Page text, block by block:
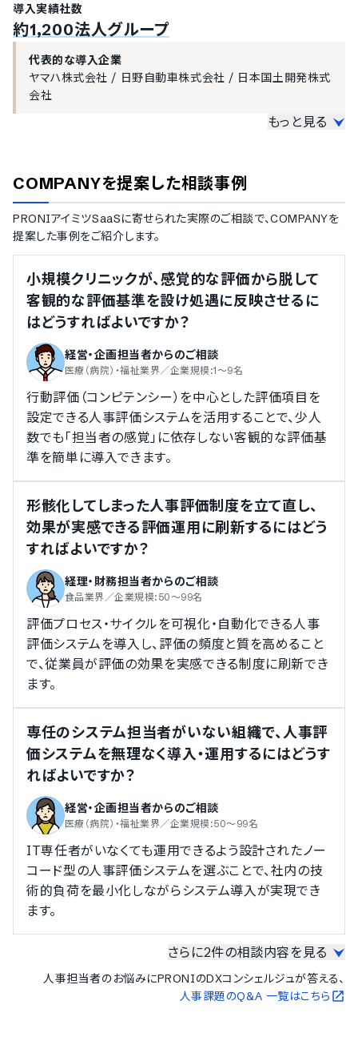
データ分析機能
社員属性毎のグラフ生成機能
顔写真付きリストの表示
社員情報の絞り込み検索機能
マトリクス分析機能
労務負荷分析機能
ダッシュボード機能
テキストマイニング対応
採用プロセスの管理機能
募集要項の管理機能
採用パイプラインの管理機能
適性検査の実施機能
適性検査の実施機能
eラーニング・研修の受講機能
eラーニング・研修の受講機能
導入実績社数
約1,200法人グループ
代表的な導入企業
ヤマハ株式会社 / 日野自動車株式会社 / 日本国土開発株式
会社
1000名以上
コニカミノルタジャパン株式会社/ヤマハ株式会社/森ビル
株式会社/ミサワホーム株式会社/株式会社鹿児島銀行/
日野自動車株式会社 / エーザイ株式会社
コ株式会社 /山崎製パン株式会社/サントリーホールディン
グス株式会社/株式会社公文教育研究会/三洋化成工業株
式会社/国立大学法人大阪大学
ンスベッド株式会社 /
東京ガスエンジニアリングソリューショ
ンズ株式会社/エンケイ株式会社/文化シヤッター株式会社
/株式会社ニトリホールディングス/株式会社中電工
株式会社
/ 株式会社興和工業所/株式会社ニチイホールディングス/
ヒューマンホールディングス株式会社/株式会社西友/国立
大学法人弘前大学/株式会社ニフコ/アステナホールディン
グス株式会社
300〜499名
キッコーマン株式会社
中小企業の導入実績
従業員数20名〜300名未満の企業を中小企業としてご紹介してい
ます。
100〜299名
キリンビジネスエキスパート株式会社
導入実績（企業規模不明）
従業員数の確認が取れなかった企業をご紹介しています。
千葉県済生会習志野病院
もっと見る
COMPANYを提案した相談事例
PRONIアイミツSaaSに寄せられた実際のご相談で、COMPANYを
提案した事例をご紹介します。
小規模クリニックが、感覚的な評価から脱して
客観的な評価基準を設け処遇に反映させるに
はどうすればよいですか？
経営・企画担当者からのご相談
医療（病院）・福祉業界／企業規模:1～9名
行動評価（コンピテンシー）を中心とした評価項目を
設定できる人事評価システムを活用することで、少人
数でも「担当者の感覚」に依存しない客観的な評価基
準を簡単に導入できます。
形骸化してしまった人事評価制度を立て直し、
効果が実感できる評価運用に刷新するにはどう
すればよいですか？
経理・財務担当者からのご相談
食品業界／企業規模:50～99名
評価プロセス・サイクルを可視化・自動化できる人事
評価システムを導入し、評価の頻度と質を高めること
で、従業員が評価の効果を実感できる制度に刷新でき
ます。
専任のシステム担当者がいない組織で、人事評
価システムを無理なく導入・運用するにはどうす
ればよいですか？
経営・企画担当者からのご相談
医療（病院）・福祉業界／企業規模:50～99名
IT専任者がいなくても運用できるよう設計されたノー
コード型の人事評価システムを選ぶことで、社内の技
術的負荷を最小化しながらシステム導入が実現でき
ます。
事務職・現場作業員・ドライバーなど職種が多
様な建設業で、各職種に対応した公平な評価基
さらに2件の相談内容を見る
人事担当者のお悩みにPRONIのDXコンシェルジュが答える、
人事課題のQ&A 一覧はこちら